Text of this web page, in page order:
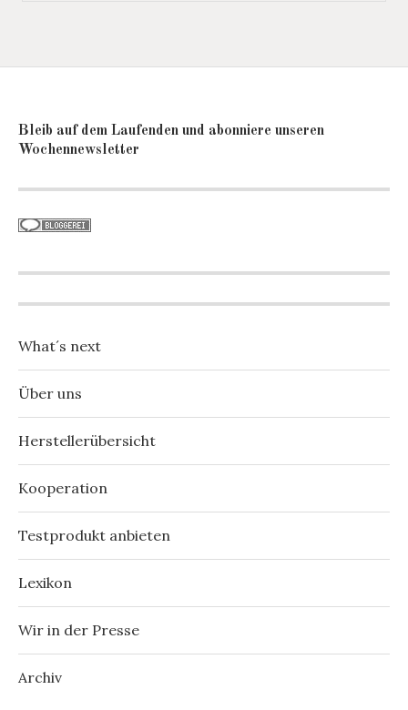
Bleib auf dem Laufenden und abonniere unseren
Wochennewsletter
What´s next
Über uns
Herstellerübersicht
Kooperation
Testprodukt anbieten
Lexikon
Wir in der Presse
Archiv